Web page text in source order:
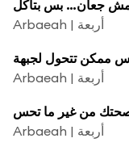
Arbaeah | أربعة
Arbaeah | أربعة
Arbaeah | أربعة